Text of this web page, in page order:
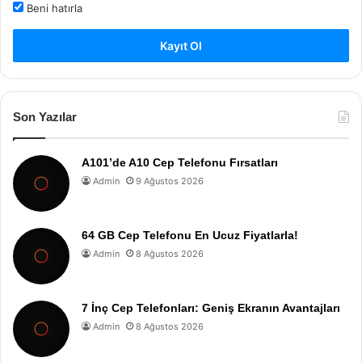
Beni hatırla
Kayıt Ol
Son Yazılar
A101’de A10 Cep Telefonu Fırsatları
Admin 9 Ağustos 2026
64 GB Cep Telefonu En Ucuz Fiyatlarla!
Admin 8 Ağustos 2026
7 İnç Cep Telefonları: Geniş Ekranın Avantajları
Admin 8 Ağustos 2026